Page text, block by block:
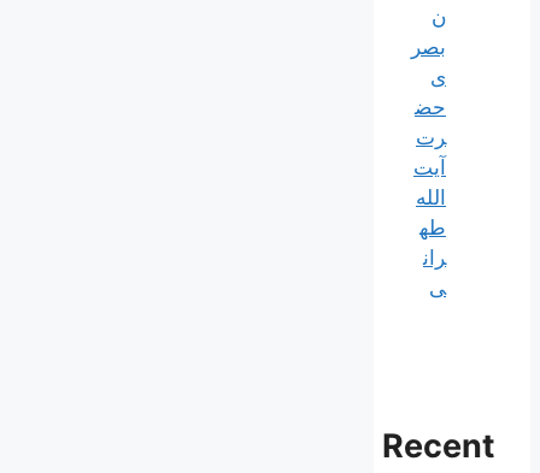
ن
بصر
ی
حض
رت
آیت
الله
طه
ران
ی
Recent